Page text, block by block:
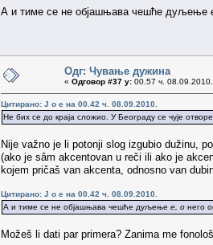
А и тиме се не објашњава чешће дуљење
Одг: Чување дужина
« Одговор #37 у: 00.57 ч.
Цитирано: J o e на 00.42 ч. 08.09.2010.
Не бих се до краја сложио. У Београду се чује
Nije važno je li potonji slog izgubio dužinu,
(ako je sâm akcentovan u reči ili ako je
kojem pričaš van akcenta, odnosno van
Цитирано: J o e на 00.42 ч. 08.09.2010.
А и тиме се не објашњава чешће дуљење е, о него
Možeš li dati par primera? Zanima me